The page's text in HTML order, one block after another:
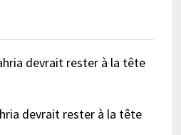
devrait rester à la tête
devrait rester à la tête